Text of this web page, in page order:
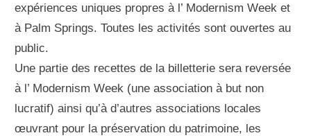
expériences uniques propres à l’ Modernism Week et
à Palm Springs. Toutes les activités sont ouvertes au
public.
Une partie des recettes de la billetterie sera reversée
à l’ Modernism Week (une association à but non
lucratif) ainsi qu’à d’autres associations locales
œuvrant pour la préservation du patrimoine, les